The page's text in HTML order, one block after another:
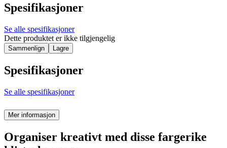
Spesifikasjoner
Se alle spesifikasjoner
Dette produktet er ikke tilgjengelig
Sammenlign Lagre
Spesifikasjoner
Se alle spesifikasjoner
Mer informasjon
Organiser kreativt med disse fargerike